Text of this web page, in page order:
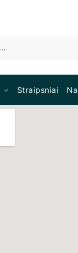
Straipsniai